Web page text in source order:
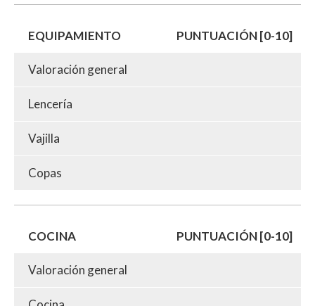
EQUIPAMIENTO PUNTUACIÓN [0-10]
Valoración general
Lencería
Vajilla
Copas
COCINA PUNTUACIÓN [0-10]
Valoración general